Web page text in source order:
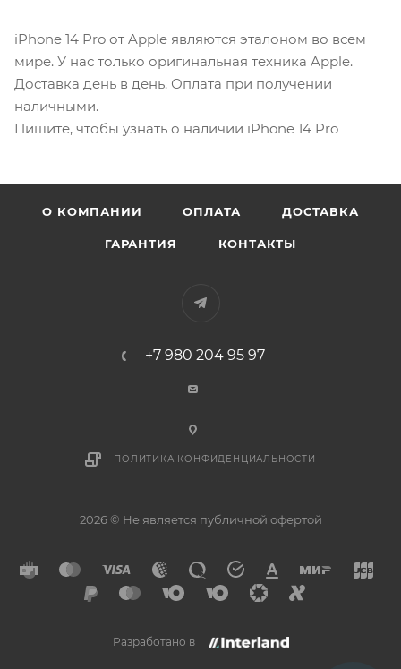
iPhone 14 Pro от Apple являются эталоном во всем
мире. У нас только оригинальная техника Apple.
Доставка день в день. Оплата при получении
наличными.
Пишите, чтобы узнать о наличии iPhone 14 Pro
О КОМПАНИИ ОПЛАТА ДОСТАВКА
ГАРАНТИЯ КОНТАКТЫ
+7 980 204 95 97
ПОЛИТИКА КОНФИДЕНЦИАЛЬНОСТИ
2026 © Не является публичной офертой
Разработано в